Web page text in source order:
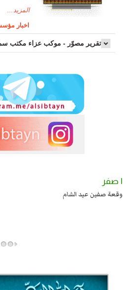
المزيد...
اخبار
الحسين عليهما السلام قتل صاحب الزنج